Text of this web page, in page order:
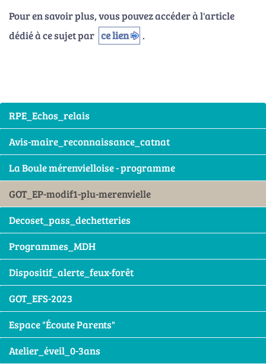
Pour en savoir plus, vous pouvez accéder à l'article
dédié à ce sujet par ce lien .
RPE_Echos_relais
Avis-maire_reconnaissance_catnat
La Boule mérenvielloise - programme
GOT_EP-modif1-plu-merenvielle
Decoset_pass_dechetteries
Programmes_MDH
Dispositif_alerte_feux-forêt
GOT_EFS-2023
Espace "Écoute Parents"
Atelier_éveil_0-3ans